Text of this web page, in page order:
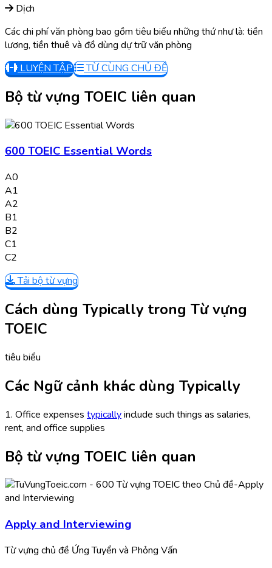
Dịch
Các chi phí văn phòng bao gồm tiêu biểu những thứ như là: tiền
lương, tiền thuê và đồ dùng dự trữ văn phòng
LUYỆN TẬP
TỪ CÙNG CHỦ ĐỀ
Bộ từ vựng TOEIC liên quan
600 TOEIC Essential Words
A0
A1
A2
B1
B2
C1
C2
Tải bộ từ vựng
Cách dùng Typically trong Từ vựng
TOEIC
tiêu biểu
Các Ngữ cảnh khác dùng Typically
1. Office expenses typicallyinclude such things as salaries,
rent, and office supplies
Bộ từ vựng TOEIC liên quan
Apply and Interviewing
Từ vựng chủ đề Ứng Tuyển và Phỏng Vấn